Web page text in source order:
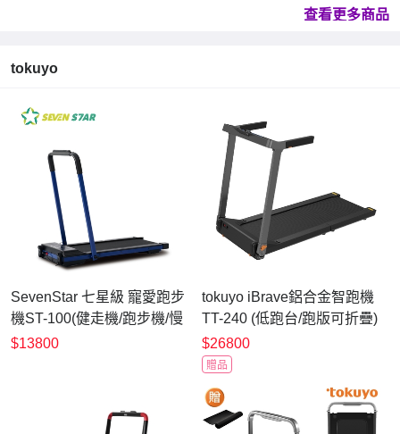
查看更多商品
tokuyo
SevenStar 七星級 寵愛跑步
機ST-100(健走機/跑步機/慢
走機/樂齡運動/寵物運動/學
$13800
tokuyo iBrave鋁合金智跑機
TT-240 (低跑台/跑版可折疊)
$26800
贈品